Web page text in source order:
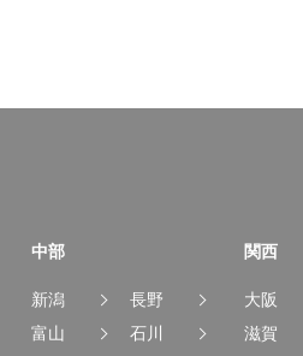
中部
新潟
長野
富山
石川
関西
大阪
滋賀